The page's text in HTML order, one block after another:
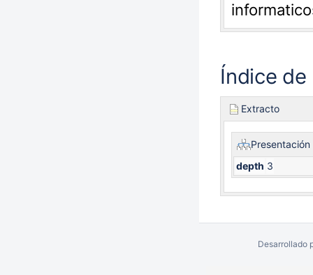
Índice de
Extracto
Presentación
depth 3
Desarrollado